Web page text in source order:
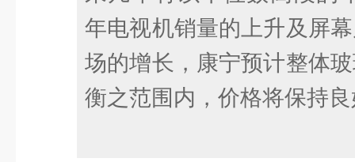
年电视机销量的上升及屏
场的增长，康宁预计整体
衡之范围内，价格将保持